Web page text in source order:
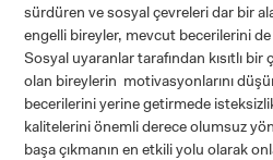
sürdüren ve sosyal çevreleri dar bir
engelli bireyler, mevcut becerilerini
Sosyal uyaranlar tarafından kısıtlı
olan bireylerin motivasyonlarını
becerilerini yerine getirmede
kalitelerini önemli derece olumsuz
başa çıkmanın en etkili yolu olarak